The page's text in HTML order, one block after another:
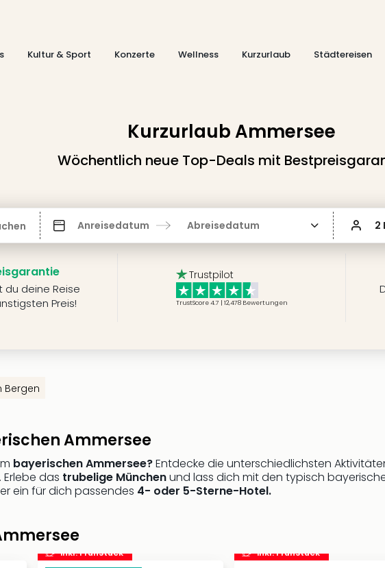
Kultur & Sport Konzerte Wellness Kurzurlaub Städtereisen
Kurzurlaub Ammersee
Wöchentlich neue Top-Deals mit
Anreisedatum Abreisedatum 2
du deine Reise
Preis!
Trustpilot
TrustScore 4.7 | 12,478 Bewertungen
Bergen
Ammersee
bayerischen Ammersee?Entdecke die unterschiedlichsten
Erlebe das trubelige Münchenund lass dich mit den typisch
ein für dich passendes 4- oder 5-Sterne-Hotel.
inkl. Frühstück inkl. Frühstück